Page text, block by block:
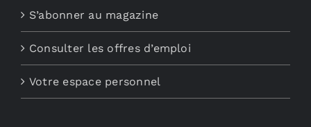
S’abonner au magazine
Consulter les offres d’emploi
Votre espace personnel